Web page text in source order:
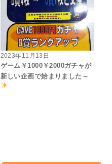
2023年11月13日
ゲーム￥1000￥2000ガチャが
新しい企画で始まりました～